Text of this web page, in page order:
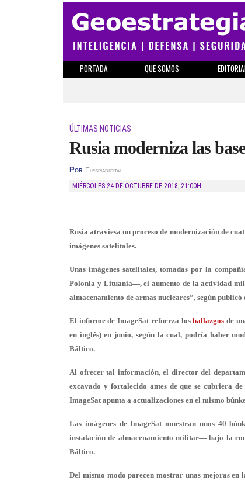
PORTADA QUE SOMOS
ÚLTIMAS NOTICIAS
Rusia moderniza las
Por Elespiadigital
MIÉRCOLES 24 DE OCTUBRE DE 2018, 21:00H
Rusia atraviesa un proceso de modernización de
imágenes satelitales.
Unas imágenes satelitales, tomadas por la
Polonia y Lituania—, el aumento de la actividad
almacenamiento de armas nucleares”, según publicó
El informe de ImageSat refuerza loshallazgos de
en inglés) en junio, según la cual, podría haber
Báltico.
Al ofrecer tal información, el director del
excavado y fortalecido antes de que se cubriera
ImageSat apunta a actualizaciones en el mismo
Las imágenes de ImageSat muestran unos 40
instalación de almacenamiento militar— bajo la
Báltico.
Del mismo modo parecen mostrar unas mejoras en